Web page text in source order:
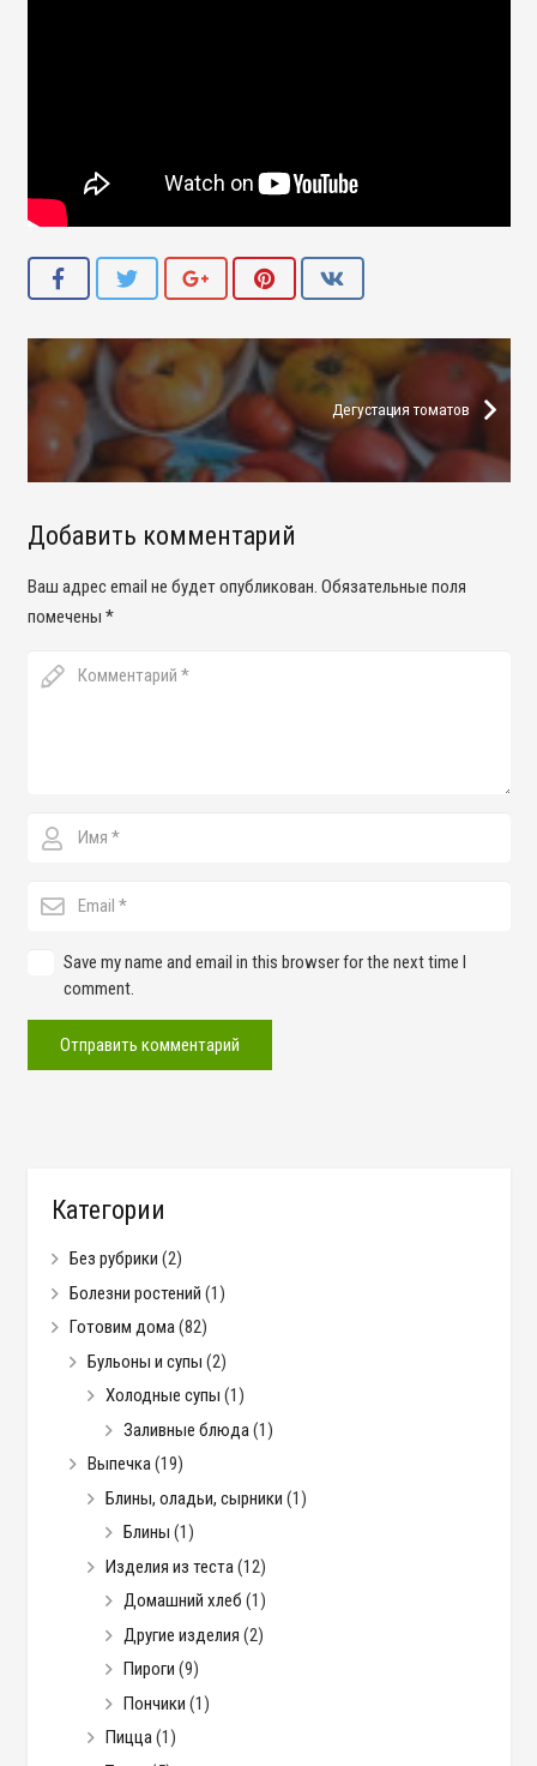
Дегустация томатов
Добавить комментарий
Ваш адрес email не будет опубликован. Обязательные поля
помечены *
Save my name and email in this browser for the next time I
comment.
Отправить комментарий
Категории
Без рубрики (2)
Болезни ростений (1)
Готовим дома(82)
Бульоны и супы (2)
Холодные супы (1)
Заливные блюда(1)
Выпечка(19)
Блины, оладьи, сырники (1)
Блины (1)
Изделия из теста(12)
Домашний хлеб (1)
Другие изделия (2)
Пироги (9)
Пончики (1)
Пицца(1)